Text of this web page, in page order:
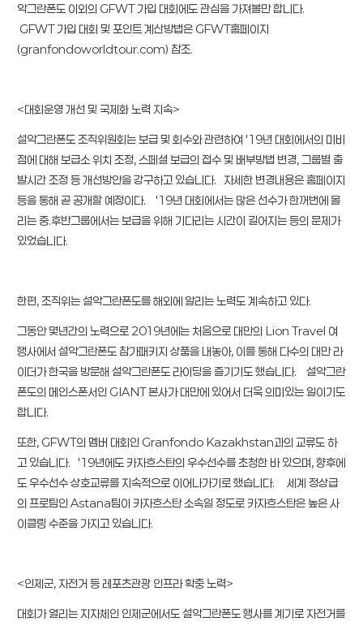
악그란폰도 이외의 GFWT 가입 대회에도 관심을 가져볼만 합니다.
GFWT 가입 대회 및 포인트 계산방법은 GFWT홈페이지
(granfondoworldtour.com) 참조.
<대회운영 개선 및 국제화 노력 지속>
설악그란폰도 조직위원회는 보급 및 회수와 관련하여 '19년 대회에서의 미비
점에 대해 보급소 위치 조정, 스페셜 보급의 접수 및 배부방법 변경, 그룹별 출
발시간 조정 등 개선방안을 강구하고 있습니다. 자세한 변경내용은 홈페이지
등을 통해 곧 공개할 예정이다. '19년 대회에서는 많은 선수가 한꺼번에 몰
리는 중.후반그룹에서는 보급을 위해 기다리는 시간이 길어지는 등의 문제가
있었습니다.
한편, 조직위는 설악그란폰도를 해외에 알리는 노력도 계속하고 있다.
그동안 몇년간의 노력으로 2019년에는 처음으로 대만의 Lion Travel 여
행사에서 설악그란폰도 참가패키지 상품을 내놓아, 이를 통해 다수의 대만 라
이더가 한국을 방문해 설악그란폰도 라이딩을 즐기기도 했습니다. 설악그란
폰도의 메인스폰서인 GIANT 본사가 대만에 있어서 더욱 의미있는 일이기도
합니다.
또한, GFWT의 멤버 대회인 Granfondo Kazakhstan과의 교류도 하
고 있습니다. '19년에도 카자흐스탄의 우수선수를 초청한 바 있으며, 향후에
도 우수선수 상호교류를 지속적으로 이어나가기로 했습니다. 세계 정상급
의 프로팀인 Astana팀이 카자흐스탄 소속일 정도로 카자흐스탄은 높은 사
이클링 수준을 가지고 있습니다.
<인제군, 자전거 등 레포츠관광 인프라 확충 노력>
대회가 열리는 지자체인 인제군에서도 설악그란폰도 행사를 계기로 자전거를